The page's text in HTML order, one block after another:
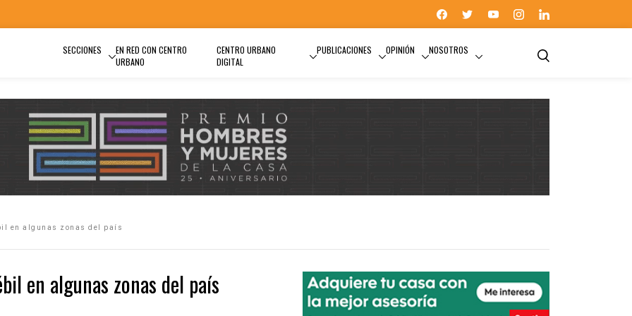
SECCIONES
EN RED CON CENTRO
URBANO
CENTRO URBANO
DIGITAL
PUBLICACIONES OPINIÓN NOSOTROS
en algunas zonas del país
en algunas zonas del país